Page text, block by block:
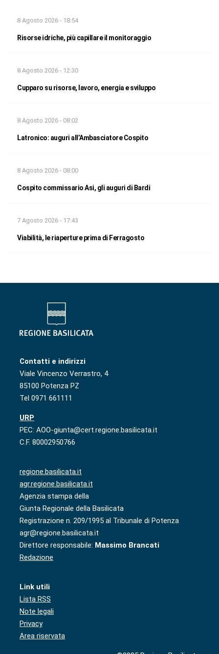
8 Agosto 2026 - 18:54
Risorse idriche, più capillare il monitoraggio
8 Agosto 2026 - 12:30
Cupparo su risorse, lavoro, energia e sviluppo
8 Agosto 2026 - 08:02
Latronico: auguri all’Ambasciatore Cospito
8 Agosto 2026 - 08:00
Cospito commissario Asi, gli auguri di Bardi
7 Agosto 2026 - 17:43
Viabilità, le riaperture prima di Ferragosto
Contatti e indirizzi
Viale Vincenzo Verrastro, 4
85100 Potenza PZ
Tel 0971 661111
URP
PEC: AOO-giunta@cert.regione.basilicata.it
C.F. 80002950766
regione.basilicata.it
agr.regione.basilicata.it
Agenzia stampa della
Giunta Regionale della Basilicata
Registrazione n. 209/1995 al Tribunale di Potenza
agr@regione.basilicata.it
Direttore responsabile: Massimo Brancati
Redazione
Link utili
Lista RSS
Note legali
Privacy
Area riservata